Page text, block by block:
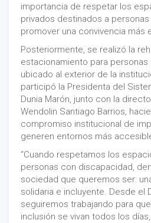
importancia de respetar los
privados destinados a
promover una convivencia más
Posteriormente, se realizó la
estacionamiento para
ubicado al exterior de la
participó la Presidenta del
Dunia Marón, junto con la
Wendolin Santiago Barrios,
compromiso institucional de
generen entornos más
“Cuando respetamos los
personas con discapacidad,
sociedad que queremos ser:
solidaria e incluyente. Desde el
seguiremos trabajando para
inclusión se vivan todos los